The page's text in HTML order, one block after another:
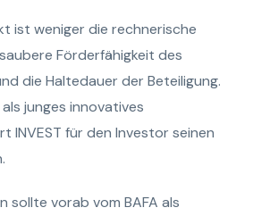
ist weniger die rechnerische
Förderfähigkeit des
die Haltedauer der Beteiligung.
junges innovatives
INVEST für den Investor seinen
sollte vorab vom BAFA als